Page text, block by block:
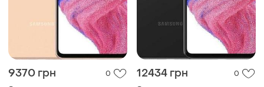
9370 грн 0 12434 грн 0